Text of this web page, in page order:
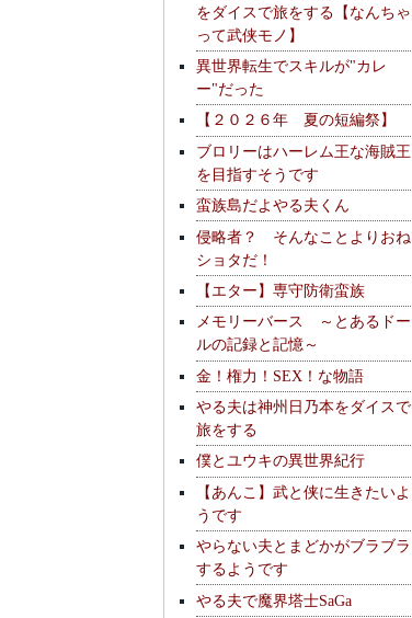
をダイスで旅をする【なんちゃ
って武侠モノ】
異世界転生でスキルが"カレ
ー"だった
【２０２６年 夏の短編祭】
ブロリーはハーレム王な海賊王
を目指すそうです
蛮族島だよやる夫くん
侵略者？ そんなことよりおね
ショタだ！
【エター】専守防衛蛮族
メモリーバース ～とあるドー
ルの記録と記憶～
金！権力！SEX！な物語
やる夫は神州日乃本をダイスで
旅をする
僕とユウキの異世界紀行
【あんこ】武と侠に生きたいよ
うです
やらない夫とまどかがブラブラ
するようです
やる夫で魔界塔士SaGa